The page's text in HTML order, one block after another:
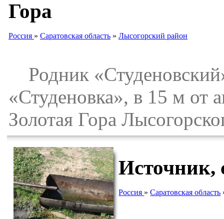
Гора
Россия » Саратовская область » Лысогорский район
Родник
«Студеновка», в 15 м от
Золотая Гора
Источник,
Россия »Саратовская область